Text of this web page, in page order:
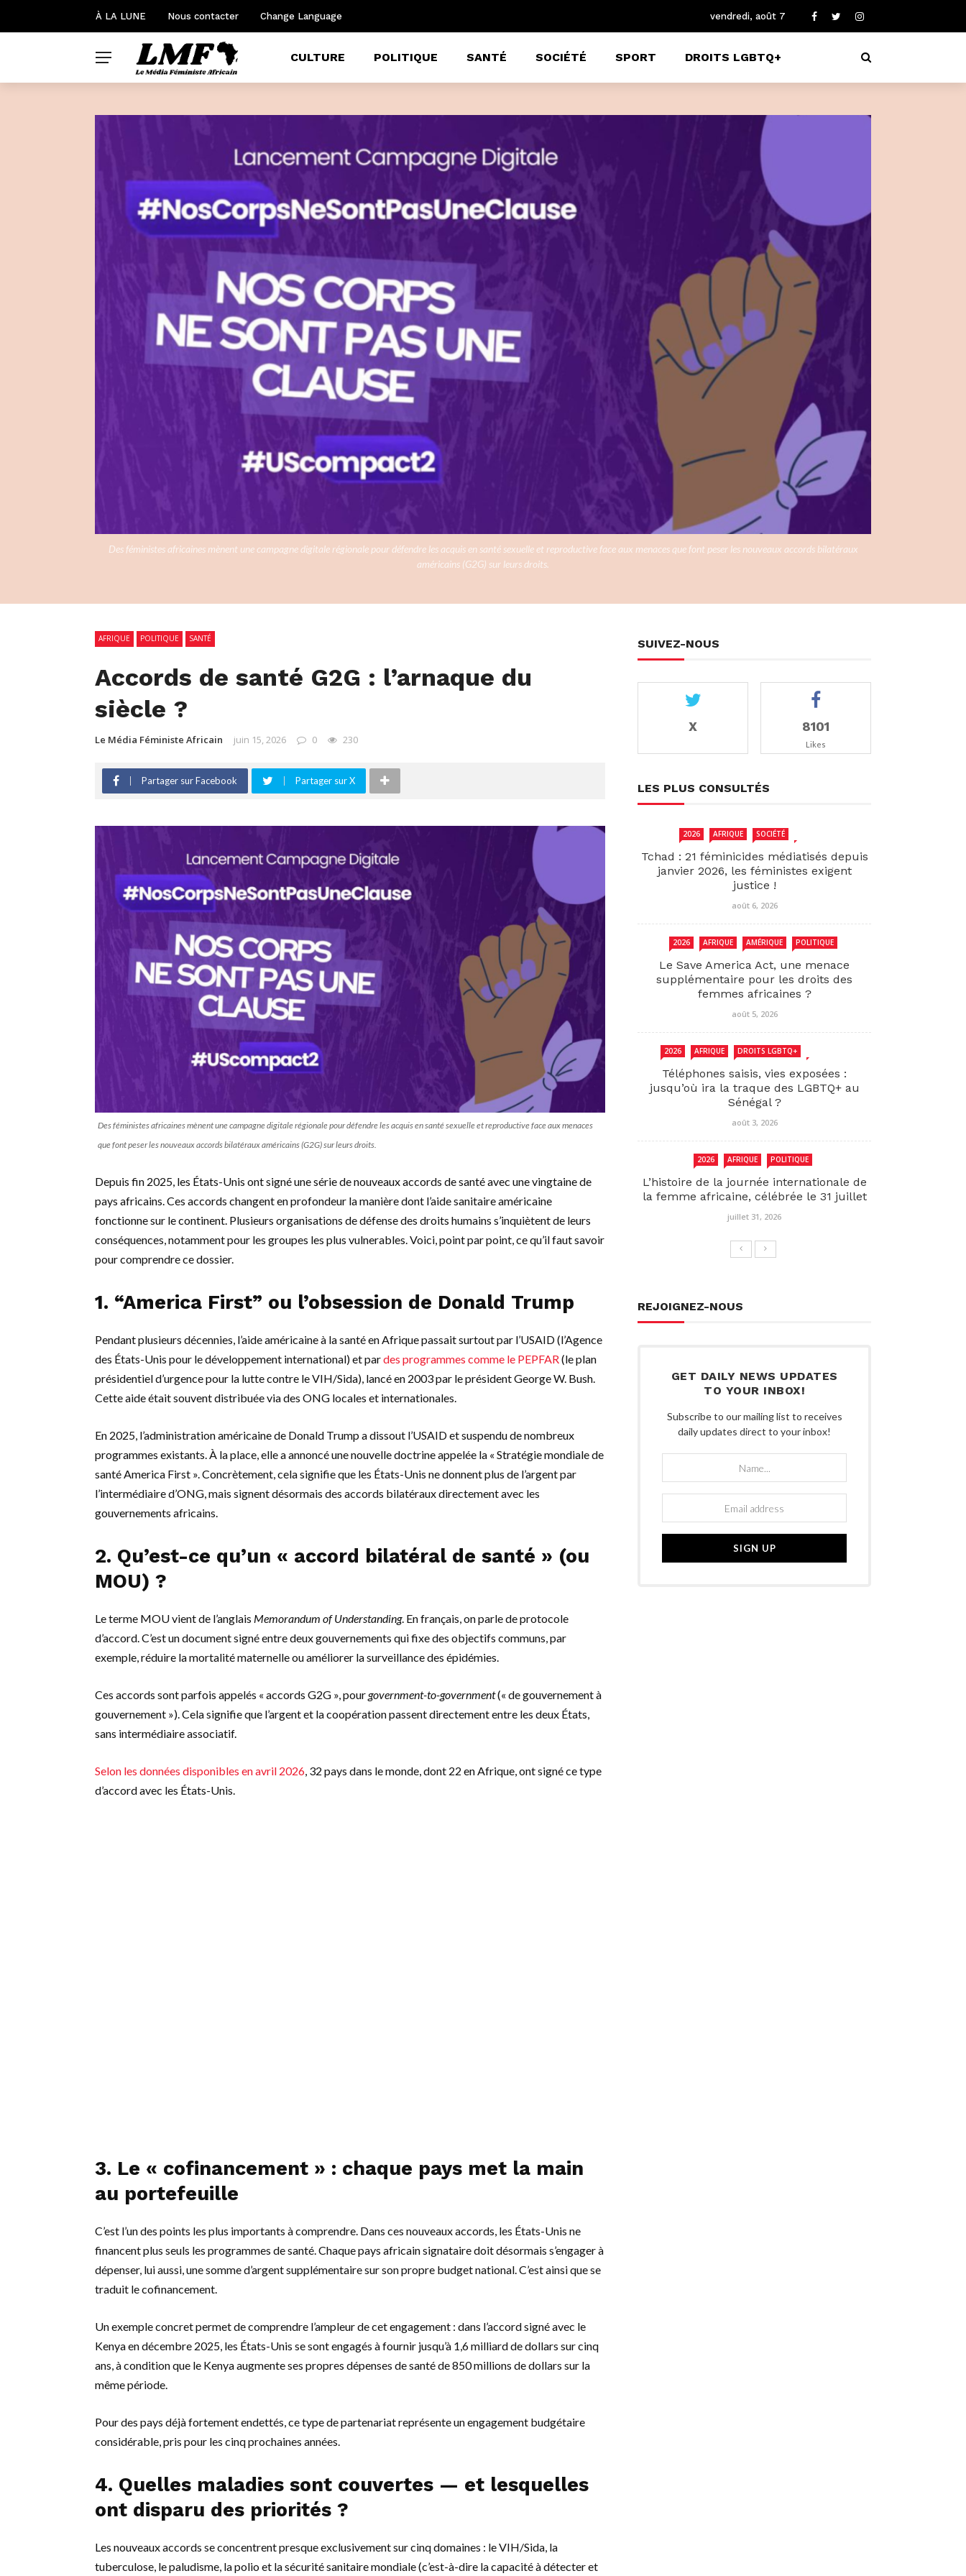
À LA LUNE Nous contacter Change Language vendredi, août 7
CULTURE POLITIQUE SANTÉ SOCIÉTÉ SPORT DROITS LGBTQ+
Des féministes africaines mènent une campagne digitale régionale pour défendre les acquis en santé sexuelle et reproductive face aux menaces que font peser les nouveaux accords bilatéraux
américains (G2G) sur leurs droits.
AFRIQUE POLITIQUE SANTÉ
Accords de santé G2G : l’arnaque du
siècle ?
Le Média Féministe Africain juin 15, 2026 0 230
Partager sur Facebook Partager sur X
Des féministes africaines mènent une campagne digitale régionale pour défendre les acquis en santé sexuelle et reproductive face aux menaces
que font peser les nouveaux accords bilatéraux américains (G2G) sur leurs droits.
Depuis fin 2025, les États-Unis ont signé une série de nouveaux accords de santé avec une vingtaine de
pays africains. Ces accords changent en profondeur la manière dont l’aide sanitaire américaine
fonctionne sur le continent. Plusieurs organisations de défense des droits humains s’inquiètent de leurs
conséquences, notamment pour les groupes les plus vulnerables. Voici, point par point, ce qu’il faut savoir
pour comprendre ce dossier.
1. “America First” ou l’obsession de Donald Trump
Pendant plusieurs décennies, l’aide américaine à la santé en Afrique passait surtout par l’USAID (l’Agence
des États-Unis pour le développement international) et pardes programmes comme le PEPFAR(le plan
présidentiel d’urgence pour la lutte contre le VIH/Sida), lancé en 2003 par le président George W. Bush.
Cette aide était souvent distribuée via des ONG locales et internationales.
En 2025, l’administration américaine de Donald Trump a dissout l’USAID et suspendu de nombreux
programmes existants. À la place, elle a annoncé une nouvelle doctrine appelée la « Stratégie mondiale de
santé America First ». Concrètement, cela signifie que les États-Unis ne donnent plus de l’argent par
l’intermédiaire d’ONG, mais signent désormais des accords bilatéraux directement avec les
gouvernements africains.
2. Qu’est-ce qu’un « accord bilatéral de santé » (ou
MOU) ?
Le terme MOU vient de l’anglais Memorandum of Understanding. En français, on parle de protocole
d’accord. C’est un document signé entre deux gouvernements qui fixe des objectifs communs, par
exemple, réduire la mortalité maternelle ou améliorer la surveillance des épidémies.
Ces accords sont parfois appelés « accords G2G », pourgovernment-to-government(« de gouvernement à
gouvernement »). Cela signifie que l’argent et la coopération passent directement entre les deux États,
sans intermédiaire associatif.
Selon les données disponibles en avril 2026, 32 pays dans le monde, dont 22 en Afrique, ont signé ce type
d’accord avec les États-Unis.
3. Le « cofinancement » : chaque pays met la main
au portefeuille
C’est l’un des points les plus importants à comprendre. Dans ces nouveaux accords, les États-Unis ne
financent plus seuls les programmes de santé. Chaque pays africain signataire doit désormais s’engager à
dépenser, lui aussi, une somme d’argent supplémentaire sur son propre budget national. C’est ainsi que se
traduit le cofinancement.
Un exemple concret permet de comprendre l’ampleur de cet engagement : dans l’accord signé avec le
Kenya en décembre 2025, les États-Unis se sont engagés à fournir jusqu’à 1,6 milliard de dollars sur cinq
ans, à condition que le Kenya augmente ses propres dépenses de santé de 850 millions de dollars sur la
même période.
Pour des pays déjà fortement endettés, ce type de partenariat représente un engagement budgétaire
considérable, pris pour les cinq prochaines années.
4. Quelles maladies sont couvertes — et lesquelles
ont disparu des priorités ?
Les nouveaux accords se concentrent presque exclusivement sur cinq domaines : le VIH/Sida, la
tuberculose, le paludisme, la polio et la sécurité sanitaire mondiale (c’est-à-dire la capacité à détecter et
SUIVEZ-NOUS
X 8101
Likes
LES PLUS CONSULTÉS
2026 AFRIQUE SOCIÉTÉ
Tchad : 21 féminicides médiatisés depuis
janvier 2026, les féministes exigent
justice !
août 6, 2026
2026 AFRIQUE AMÉRIQUE POLITIQUE
Le Save America Act, une menace
supplémentaire pour les droits des
femmes africaines ?
août 5, 2026
2026 AFRIQUE DROITS LGBTQ+
Téléphones saisis, vies exposées :
jusqu’où ira la traque des LGBTQ+ au
Sénégal ?
août 3, 2026
2026 AFRIQUE POLITIQUE
L’histoire de la journée internationale de
la femme africaine, célébrée le 31 juillet
juillet 31, 2026
REJOIGNEZ-NOUS
GET DAILY NEWS UPDATES
TO YOUR INBOX!
Subscribe to our mailing list to receives
daily updates direct to your inbox!